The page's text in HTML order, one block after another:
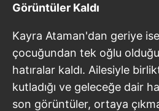
Görüntüler Kaldı
Kayra Ataman'dan geriye
çocuğundan tek oğlu
hatıralar kaldı. Ailesiyle
kutladığı ve geleceğe dair
son görüntüler, ortaya